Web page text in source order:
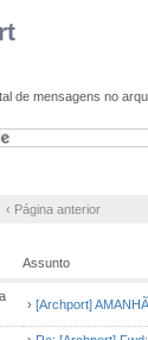
de mensagens no
‹ Página anterior
Assunto
› [Archport]